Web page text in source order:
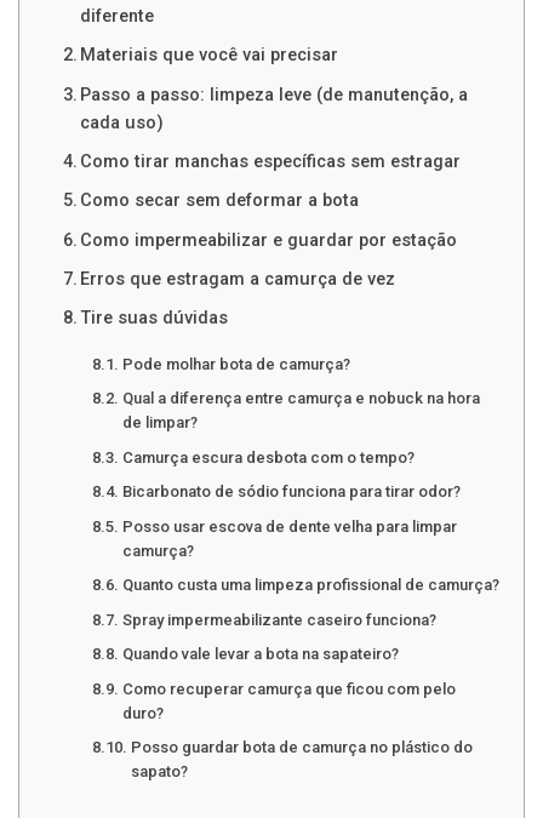
diferente
Materiais que você vai precisar
Passo a passo: limpeza leve (de manutenção, a
cada uso)
Como tirar manchas específicas sem estragar
Como secar sem deformar a bota
Como impermeabilizar e guardar por estação
Erros que estragam a camurça de vez
Tire suas dúvidas
Pode molhar bota de camurça?
Qual a diferença entre camurça e nobuck na hora
de limpar?
Camurça escura desbota com o tempo?
Bicarbonato de sódio funciona para tirar odor?
Posso usar escova de dente velha para limpar
camurça?
Quanto custa uma limpeza profissional de camurça?
Spray impermeabilizante caseiro funciona?
Quando vale levar a bota na sapateiro?
Como recuperar camurça que ficou com pelo
duro?
Posso guardar bota de camurça no plástico do
sapato?